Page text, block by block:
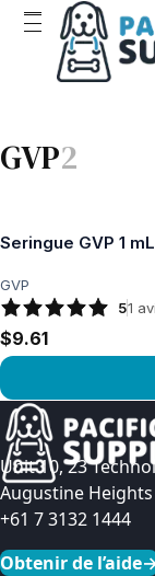
GVP2
Seringue GVP 1
GVP
51
$9.61
Voir le produit
Unit 10, 23
Augustine Heights
+61 7 3132 1444
Obtenir de l’aide